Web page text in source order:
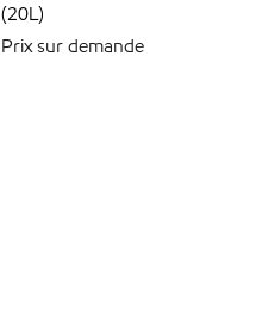
(20L)
Prix sur demande